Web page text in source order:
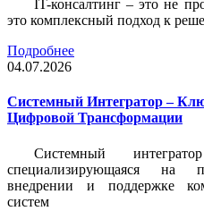
IT-консалтинг – это не
это комплексный подход к
Подробнее
04.07.2026
Системный Интегратор –
Цифровой Трансформации
Системный
специализирующаяся на
внедрении и поддержке
систем